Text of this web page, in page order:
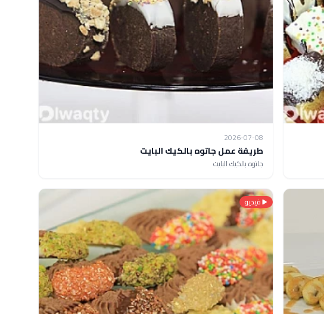
2026-07-08
طريقة عمل جاتوه بالكيك البايت
جاتوه بالكيك البايت
فيديو